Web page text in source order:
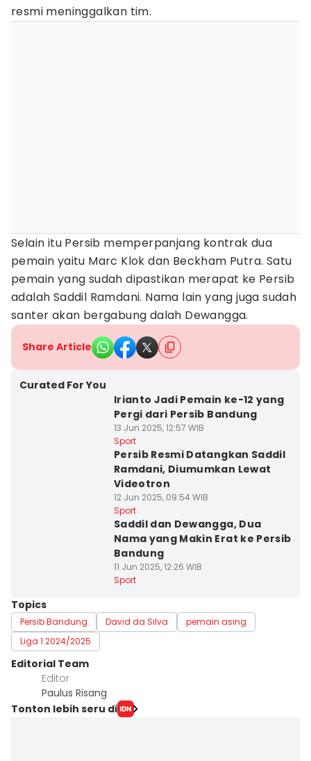
resmi meninggalkan tim.
Selain itu Persib memperpanjang kontrak dua
pemain yaitu Marc Klok dan Beckham Putra. Satu
pemain yang sudah dipastikan merapat ke Persib
adalah Saddil Ramdani. Nama lain yang juga sudah
santer akan bergabung dalah Dewangga.
Share Article
Curated For You
Irianto Jadi Pemain ke-12 yang
Pergi dari Persib Bandung
13 Jun 2025, 12:57 WIB
Sport
Persib Resmi Datangkan Saddil
Ramdani, Diumumkan Lewat
Videotron
12 Jun 2025, 09:54 WIB
Sport
Saddil dan Dewangga, Dua
Nama yang Makin Erat ke Persib
Bandung
11 Jun 2025, 12:26 WIB
Sport
Topics
Persib Bandung David da Silva
pemain asing
Liga 1 2024/2025
Editorial Team
Editor
Paulus Risang
Tonton lebih seru di